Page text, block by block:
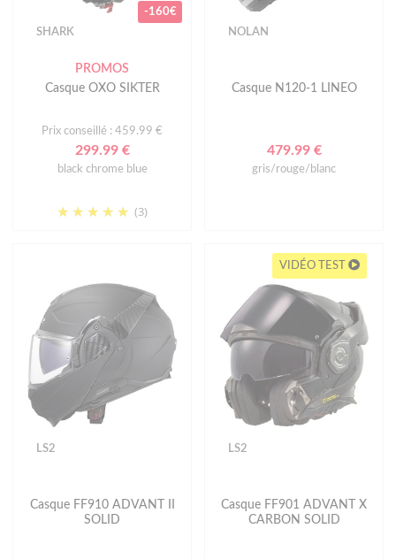
-160€
SHARK
PROMOS
Casque OXO SIKTER
Prix conseillé : 459.99 €
299.99 €
black chrome blue
(3)
NOLAN
Casque N120-1 LINEO
479.99 €
gris/rouge/blanc
LS2
Casque FF910 ADVANT II
SOLID
VIDÉO TEST
LS2
Casque FF901 ADVANT X
CARBON SOLID